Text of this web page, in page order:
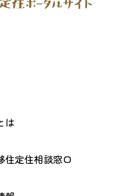
は
住定住相談窓口